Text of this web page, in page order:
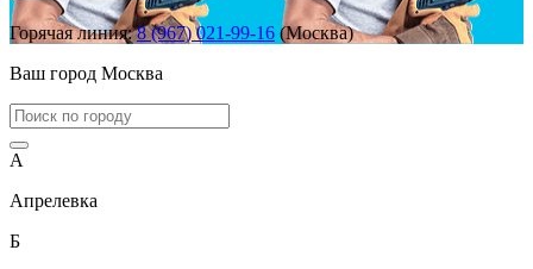
Горячая линия:8 (967) 021-99-16 (Москва)
Ваш город Москва
А
Апрелевка
Б